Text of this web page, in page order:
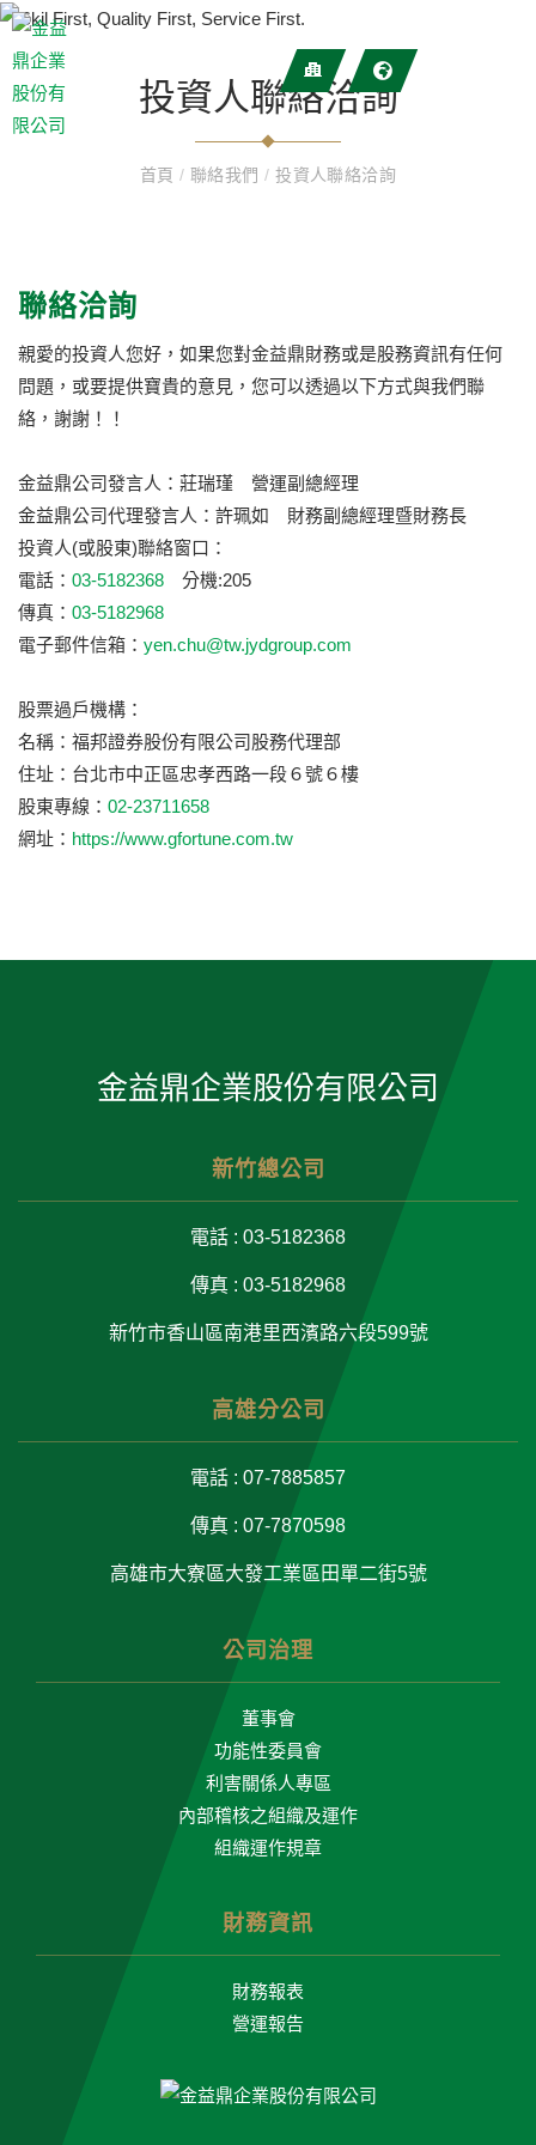
投資人聯絡洽詢
首頁/ 聯絡我們/ 投資人聯絡洽詢
聯絡洽詢
親愛的投資人您好，如果您對金益鼎財務或是股務資訊有任何
問題，或要提供寶貴的意見，您可以透過以下方式與我們聯
絡，謝謝！！
金益鼎公司發言人：莊瑞瑾 營運副總經理
金益鼎公司代理發言人：許珮如 財務副總經理暨財務長
投資人(或股東)聯絡窗口：
電話： 03-5182368 分機:205
傳真： 03-5182968
電子郵件信箱： yen.chu@tw.jydgroup.com
股票過戶機構：
名稱：福邦證券股份有限公司股務代理部
住址：台北市中正區忠孝西路一段６號６樓
股東專線： 02-23711658
網址： https://www.gfortune.com.tw
金益鼎企業股份有限公司
新竹總公司
電話 : 03-5182368
傳真 : 03-5182968
新竹市香山區南港里西濱路六段599號
高雄分公司
電話 : 07-7885857
傳真 : 07-7870598
高雄市大寮區大發工業區田單二街5號
公司治理
董事會
功能性委員會
利害關係人專區
內部稽核之組織及運作
組織運作規章
財務資訊
財務報表
營運報告